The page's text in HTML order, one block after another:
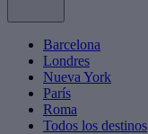
Barcelona
Londres
Nueva York
París
Roma
Todos los destinos